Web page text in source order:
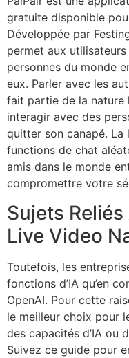
gratuite disponible
Développée par
permet aux
personnes du monde
eux. Parler avec les
fait partie de la nature
interagir avec des
quitter son canapé. La
functions de chat
amis dans le monde
compromettre votre
Sujets
Live Video
Toutefois, les
fonctions d’IA qu’en
OpenAI. Pour cette
le meilleur choix pour
des capacités d’IA ou
Suivez ce guide pour